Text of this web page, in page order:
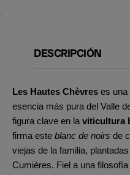
DESCRIPCIÓN
Les Hautes Chèvres es una
esencia más pura del Valle
figura clave en la viticultura
firma este blanc de noirs de
viejas de la familia,
Cumières. Fiel a una